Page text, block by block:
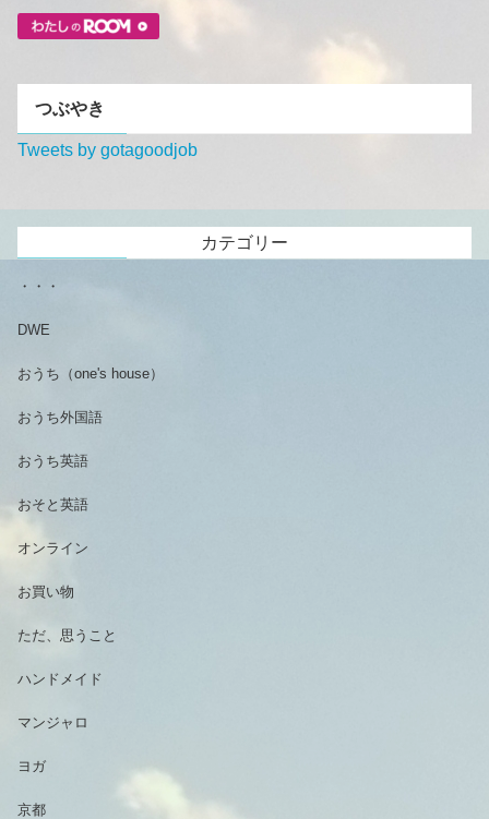
つぶやき
Tweets by gotagoodjob
カテゴリー
・・・
DWE
おうち（one's house）
おうち外国語
おうち英語
おそと英語
オンライン
お買い物
ただ、思うこと
ハンドメイド
マンジャロ
ヨガ
京都